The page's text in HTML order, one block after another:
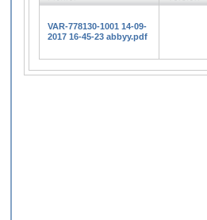
VAR-778130-1001 14-09-
2017 16-45-23 abbyy.pdf